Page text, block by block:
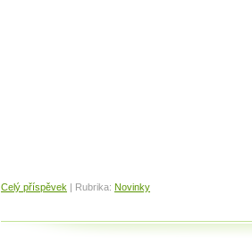
Celý příspěvek | Rubrika: Novinky